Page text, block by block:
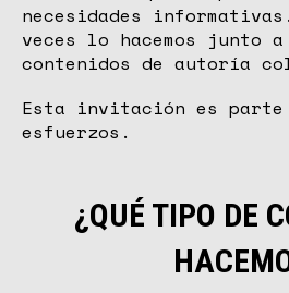
necesidades
veces lo hacemos junto
contenidos de autoría
Esta invitación es parte
esfuerzos.
¿QUÉ TIPO DE